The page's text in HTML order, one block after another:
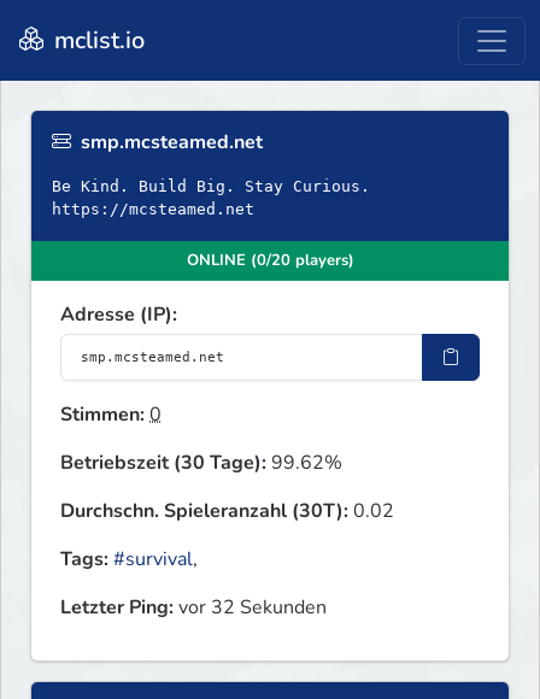
mclist.io
smp.mcsteamed.net
Be Kind. Build Big. Stay Curious.
https://mcsteamed.net
ONLINE (0/20 players)
Adresse (IP):
Stimmen:0
Betriebszeit (30 Tage):99.62%
Durchschn. Spieleranzahl (30T):0.02
Tags:#survival,
Letzter Ping:vor 32 Sekunden